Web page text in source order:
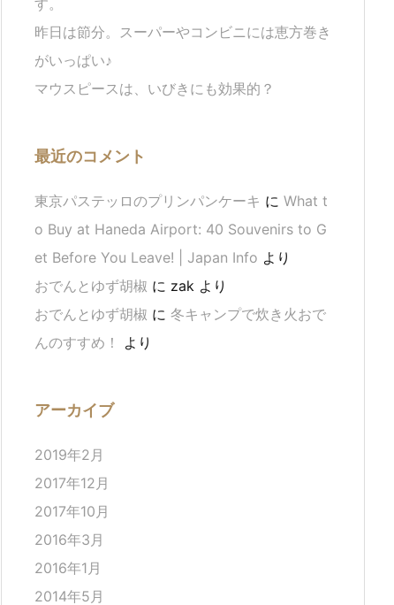
す。
昨日は節分。スーパーやコンビニには恵方巻き
がいっぱい♪
マウスピースは、いびきにも効果的？
最近のコメント
東京パステッロのプリンパンケーキ に What t
o Buy at Haneda Airport: 40 Souvenirs to G
et Before You Leave! | Japan Info より
おでんとゆず胡椒 に zak より
おでんとゆず胡椒 に 冬キャンプで炊き火おで
んのすすめ！
より
アーカイブ
2019年2月
2017年12月
2017年10月
2016年3月
2016年1月
2014年5月